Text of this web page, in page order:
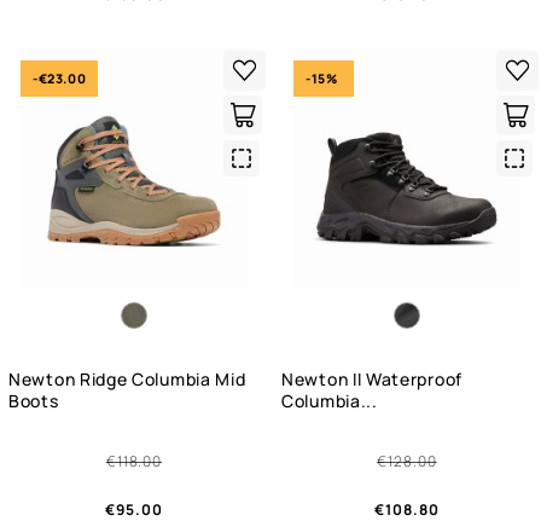
Newton Ridge Columbia Mid
Boots
€95.00
€118.00
Quick
-€23.00
Newton II Waterproof
Columbia...
€108.80
€128.00
-15%